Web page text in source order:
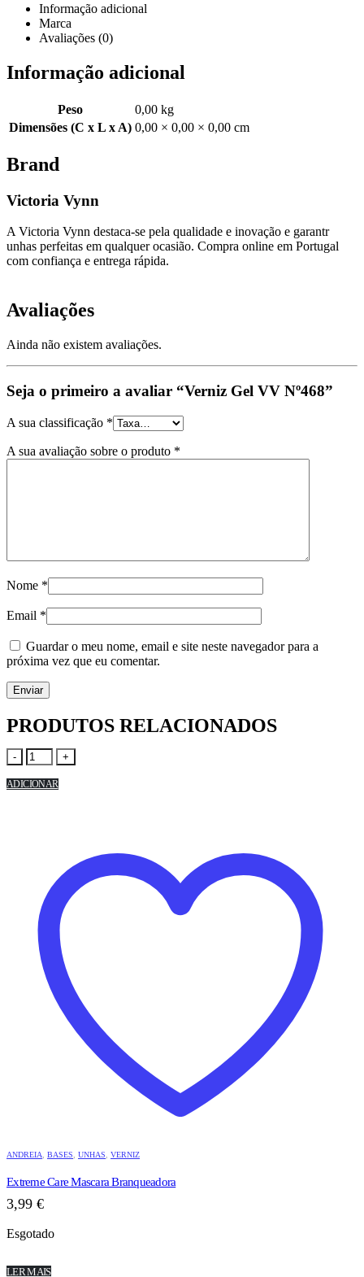
Informação adicional
Marca
Avaliações (0)
Informação adicional
Peso
0,00 kg
Dimensões (C x L x A) 0,00 × 0,00 × 0,00 cm
Brand
Victoria Vynn
A Victoria Vynn destaca-se pela qualidade e inovação e garantr
unhas perfeitas em qualquer ocasião. Compra online em Portugal
com confiança e entrega rápida.
Avaliações
Ainda não existem avaliações.
Seja o primeiro a avaliar “Verniz Gel VV Nº468”
A sua classificação *
A sua avaliação sobre o produto *
Nome *
Email *
Guardar o meu nome, email e site neste navegador para a
próxima vez que eu comentar.
PRODUTOS RELACIONADOS
- +
ADICIONAR
ANDREIA BASES UNHAS VERNIZ
Extreme Care Mascara Branqueadora
3,99 €
Esgotado
LER MAIS